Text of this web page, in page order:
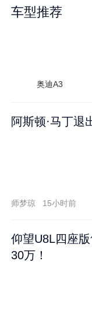
车型推荐
奥迪A3
阿斯顿·马丁退
师梦琼 15小时前
仰望U8L四座
30万！